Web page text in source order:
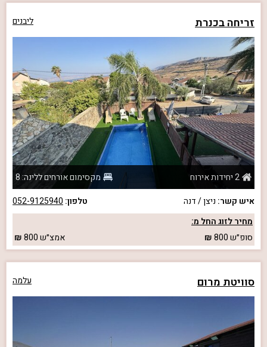
זריחה בכנרת ליבנים
2 יחידות אירוח
מקסימום אורחים ללינה: 8
איש קשר: ניצן / דנה טלפון: 052-9125940
מחיר לזוג החל מ:
סופ״ש800 אמצ״ש800
סוויטת מרום עלמה